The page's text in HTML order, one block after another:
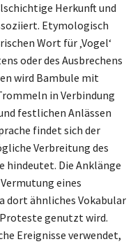
Herkunft und
Etymologisch
Wort für ‚Vogel‘
oder des Ausbrechens
wird Bambule mit
in Verbindung
festlichen Anlässen
findet sich der
Verbreitung des
hindeutet. Die Anklänge
eines
dort ähnliches Vokabular
genutzt wird.
Ereignisse verwendet,